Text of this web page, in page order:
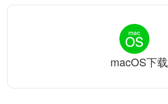
macOS下载